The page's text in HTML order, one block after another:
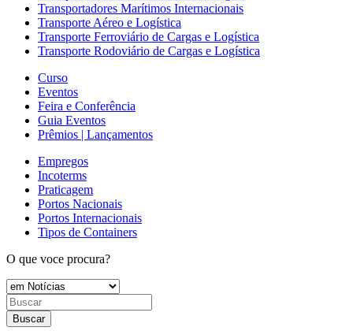
Transportadores Marítimos Internacionais
Transporte Aéreo e Logística
Transporte Ferroviário de Cargas e Logística
Transporte Rodoviário de Cargas e Logística
Curso
Eventos
Feira e Conferência
Guia Eventos
Prêmios | Lançamentos
Empregos
Incoterms
Praticagem
Portos Nacionais
Portos Internacionais
Tipos de Containers
O que voce procura?
Buscar